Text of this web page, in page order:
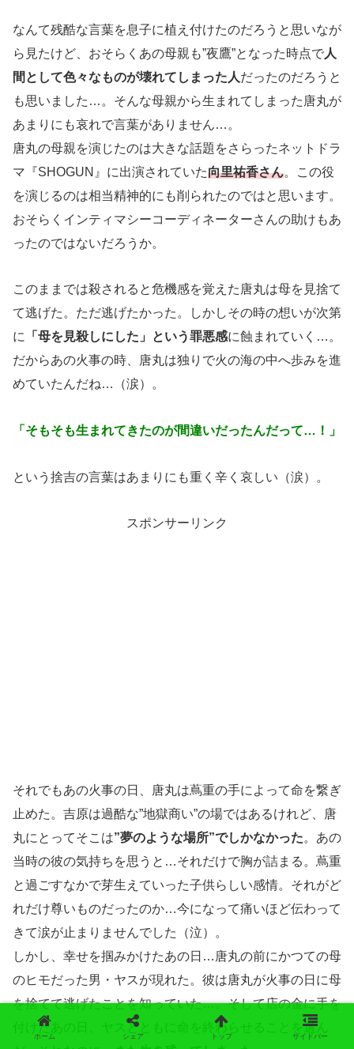
なんて残酷な言葉を息子に植え付けたのだろうと思いなが
ら見たけど、おそらくあの母親も”夜鷹”となった時点で人
間として色々なものが壊れてしまった人だったのだろうと
も思いました…。そんな母親から生まれてしまった唐丸が
あまりにも哀れで言葉がありません…。
唐丸の母親を演じたのは大きな話題をさらったネットドラ
マ『SHOGUN』に出演されていた向里祐香さん。この役
を演じるのは相当精神的にも削られたのではと思います。
おそらくインティマシーコーディネーターさんの助けもあ
ったのではないだろうか。
このままでは殺されると危機感を覚えた唐丸は母を見捨て
て逃げた。ただ逃げたかった。しかしその時の想いが次第
に 「母を見殺しにした」という罪悪感に蝕まれていく…。
だからあの火事の時、唐丸は独りで火の海の中へ歩みを進
めていたんだね…（涙）。
「そもそも生まれてきたのが間違いだったんだって…！」
という捨吉の言葉はあまりにも重く辛く哀しい（涙）。
スポンサーリンク
それでもあの火事の日、唐丸は蔦重の手によって命を繋ぎ
止めた。吉原は過酷な”地獄商い”の場ではあるけれど、唐
丸にとってそこは”夢のような場所”でしかなかった。あの
当時の彼の気持ちを思うと…それだけで胸が詰まる。蔦重
と過ごすなかで芽生えていった子供らしい感情。それがど
れだけ尊いものだったのか…今になって痛いほど伝わって
きて涙が止まりませんでした（泣）。
しかし、幸せを掴みかけたあの日…唐丸の前にかつての母
のヒモだった男・ヤスが現れた。彼は唐丸が火事の日に母
を捨てて逃げたことを知っていた…。そして店の金に手を
付けたあの日、ヤスとともに命を終わらせることを選ん
ホーム シェア トップ サイドバー